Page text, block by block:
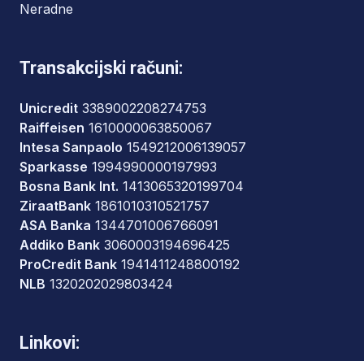
Neradne
Transakcijski računi:
Unicredit 3389002208274753
Raiffeisen 1610000063850067
Intesa Sanpaolo 1549212006139057
Sparkasse 1994990000197993
Bosna Bank Int. 1413065320199704
ZiraatBank 1861010310521757
ASA Banka 1344701006766091
Addiko Bank 3060003194696425
ProCredit Bank 1941411248800192
NLB 1320202029803424
Linkovi: